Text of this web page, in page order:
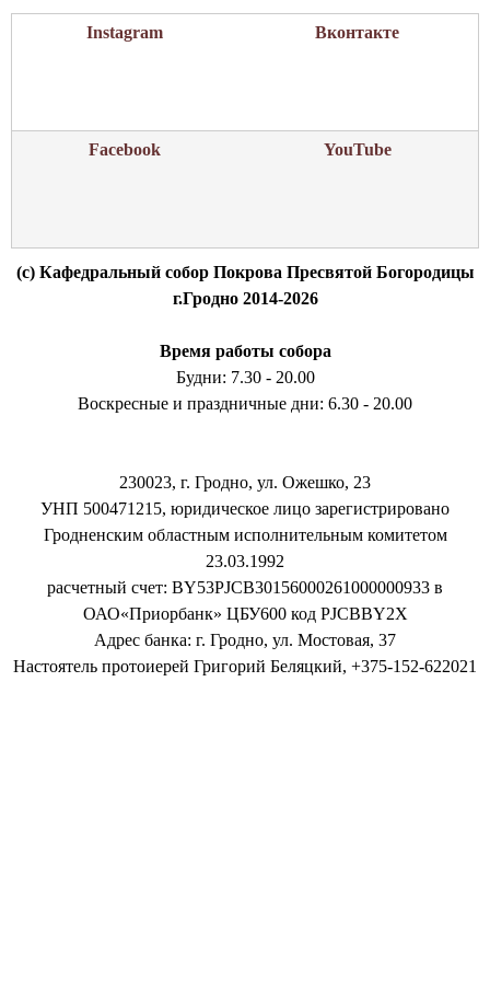
Instagram Вконтакте
Facebook YouTube
(c) Кафедральный собор Покрова Пресвятой Богородицы
г.Гродно 2014-2026
Время работы собора
Будни: 7.30 - 20.00
Воскресные и праздничные дни: 6.30 - 20.00
230023, г. Гродно, ул. Ожешко, 23
УНП 500471215, юридическое лицо зарегистрировано
Гродненским областным исполнительным комитетом
23.03.1992
расчетный счет: BY53PJCB30156000261000000933 в
ОАО«Приорбанк» ЦБУ600 код PJCBBY2X
Адрес банка: г. Гродно, ул. Мостовая, 37
Настоятель протоиерей Григорий Беляцкий, +375-152-622021